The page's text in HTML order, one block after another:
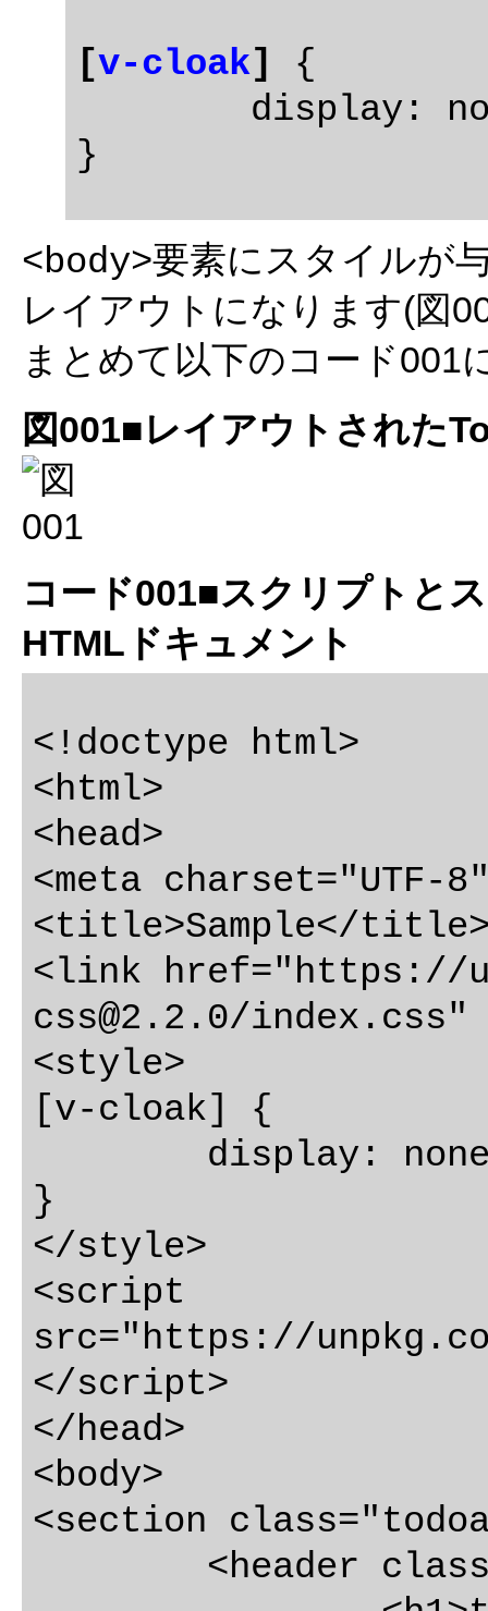
[v-cloak]
{
<body>要素にスタイルが
レイアウトになります(図
まとめて以下のコード001
図001■レイアウトされた
コード001■スクリプトと
HTMLドキュメント
<!doctype html>
<html>
<head>
<meta charset="UTF-
<title>Sample</
<link href="https://
css@2.2.0/index.css"
<style>
[v-cloak] {
}
</style>
<script
src="https://
</script>
</head>
<body>
<section